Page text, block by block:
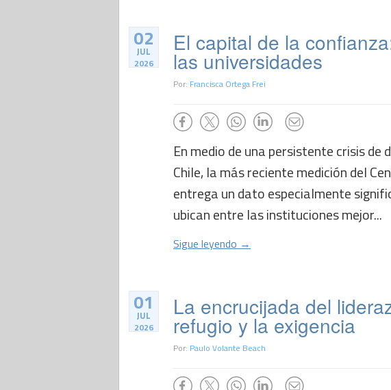
02
JUL
2026
El capital de la
las universidades
Por: Francisca Ortega Frei
En medio de una persistente crisis
Chile, la más reciente medición del
entrega un dato especialmente
ubican entre las instituciones mejor...
Sigue leyendo →
01
JUL
2026
La encrucijada del
refugio y la exigencia
Por: Paulo Volante Beach